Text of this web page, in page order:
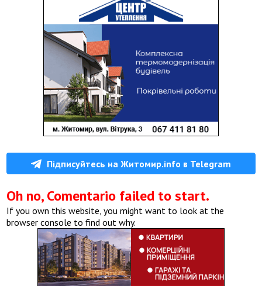
Підписуйтесь на Житомир.info в Telegram
Oh no, Comentario failed to start.
If you own this website, you might want to look at the
browser console to find out why.